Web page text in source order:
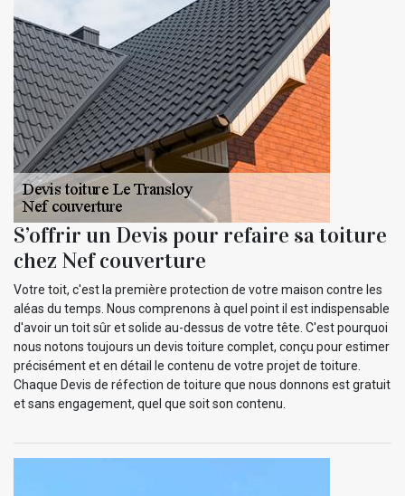
S’offrir un Devis pour refaire sa toiture
chez Nef couverture
Votre toit, c'est la première protection de votre maison contre les
aléas du temps. Nous comprenons à quel point il est indispensable
d'avoir un toit sûr et solide au-dessus de votre tête. C'est pourquoi
nous notons toujours un devis toiture complet, conçu pour estimer
précisément et en détail le contenu de votre projet de toiture.
Chaque Devis de réfection de toiture que nous donnons est gratuit
et sans engagement, quel que soit son contenu.